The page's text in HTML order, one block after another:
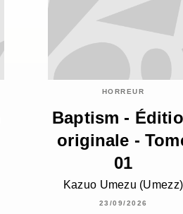
HORREUR
Baptism -
originale -
01
Kazuo Umezu (Umezz)
23/09/2026